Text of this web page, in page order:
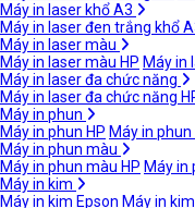
Máy in laser khổ A3
Máy in laser đen trắng khổ
Máy in laser màu
Máy in laser màu HP Máy in
Máy in laser đa chức năng
Máy in laser đa chức năng
Máy in phun
Máy in phun HP Máy in phun
Máy in phun màu
Máy in phun màu HP Máy in
Máy in kim
Máy in kim Epson Máy in